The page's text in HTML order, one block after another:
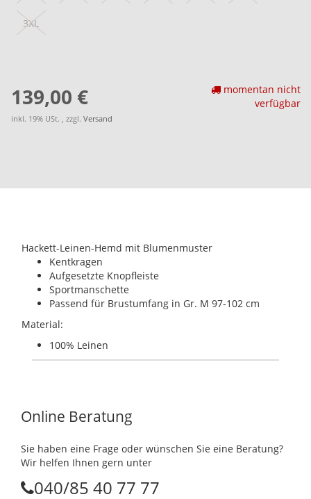
3XL
139,00 €
inkl. 19% USt. , zzgl. Versand
momentan nicht
verfügbar
Hackett-Leinen-Hemd mit Blumenmuster
Kentkragen
Aufgesetzte Knopfleiste
Sportmanschette
Passend für Brustumfang in Gr. M 97-102 cm
Material:
100% Leinen
Online Beratung
Sie haben eine Frage oder wünschen Sie eine Beratung?
Wir helfen Ihnen gern unter
040/85 40 77 77